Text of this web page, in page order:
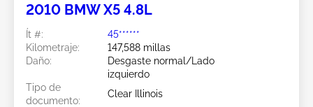
2010 BMW X5 4.8L
Ít #:
45******
Kilometraje:
147,588 millas
Daño:
Desgaste normal/Lado
izquierdo
Tipo de
documento:
Clear Illinois